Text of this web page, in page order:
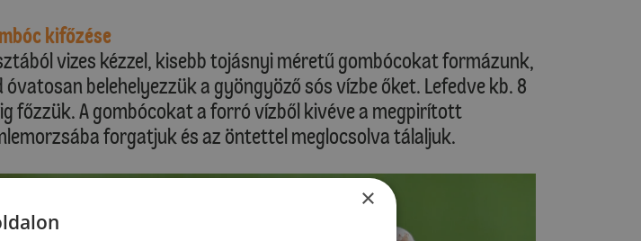
kifőzése
vizes kézzel, kisebb tojásnyi méretű gombócokat formázunk,
óvatosan belehelyezzük a gyöngyöző sós vízbe őket. Lefedve kb. 8
főzzük. A gombócokat a forró vízből kivéve a megpirított
forgatjuk és az öntettel meglocsolva tálaljuk.
×